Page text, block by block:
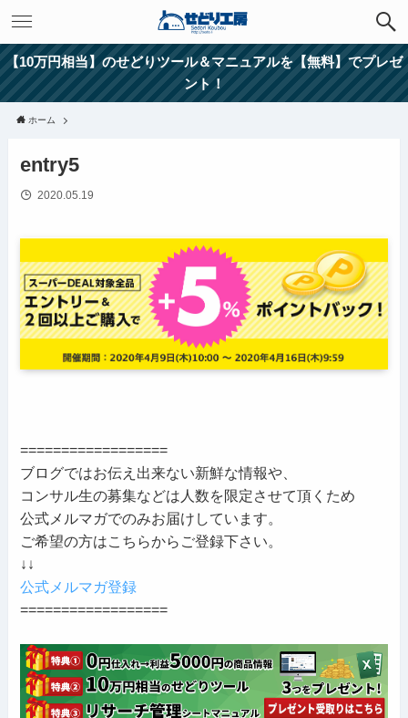
【10万円相当】のせどりツール＆マニュアルを【無料】でプレゼ
ント！
ホーム
entry5
2020.05.19
==================
ブログではお伝え出来ない新鮮な情報や、
コンサル生の募集などは人数を限定させて頂くため
公式メルマガでのみお届けしています。
ご希望の方はこちらからご登録下さい。
↓↓
公式メルマガ登録
==================